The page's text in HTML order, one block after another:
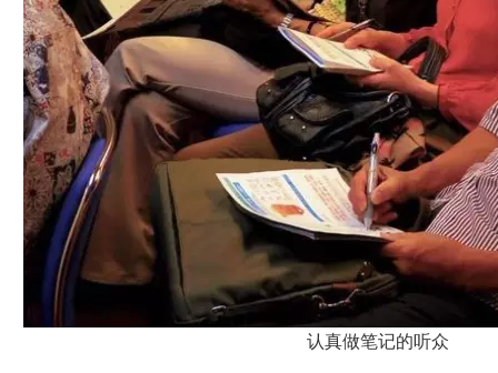
认真做笔记的听众